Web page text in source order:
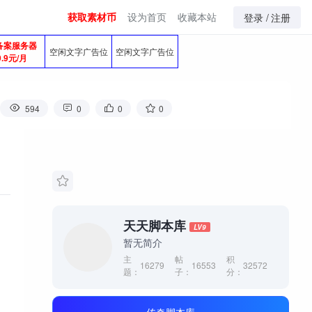
获取素材币 设为首页 收藏本站 登录 /注册
案服务器
元/月
空闲文字广告位 空闲文字广告位
594 0 0 0
天天脚本库 LV9
暂无简介
主
题：
16279
帖
子：
16553
积
分：
32572